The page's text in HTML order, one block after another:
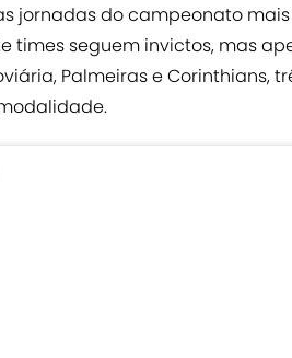
jornadas do campeonato
times seguem invictos, mas
Palmeiras e Corinthians,